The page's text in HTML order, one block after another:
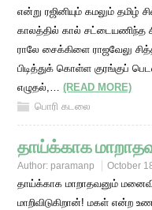
என்று ரஜினியும் கமலும்
காலத்தில் கால் சட்டையணிந்த
ராலே சைக்கிளை ராஜவேலு
பிடித்துக் கொள்ள குரங்குப்
எழுதல்,…(READ MORE)
பொரி கடலை
தாய்க்காக
Author: paramanp October
தாய்க்காக மாறாதவனும்
மாறிவிடுகிறான்! மகள் என்ற